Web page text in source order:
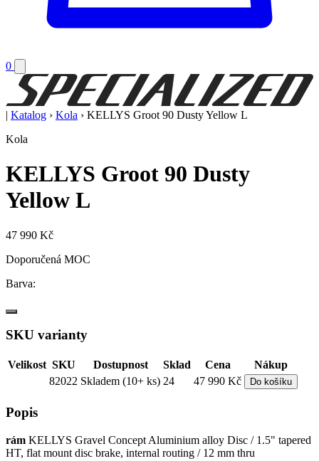
0
| Katalog › Kola › KELLYS Groot 90 Dusty Yellow L
Kola
KELLYS Groot 90 Dusty
Yellow L
47 990 Kč
Doporučená MOC
Barva:
SKU varianty
Velikost SKU Dostupnost Sklad Cena
Nákup
82022 Skladem (10+ ks) 24 47 990 Kč Do košíku
Popis
rám KELLYS Gravel Concept Aluminium alloy Disc / 1.5" tapered
HT, flat mount disc brake, internal routing / 12 mm thru